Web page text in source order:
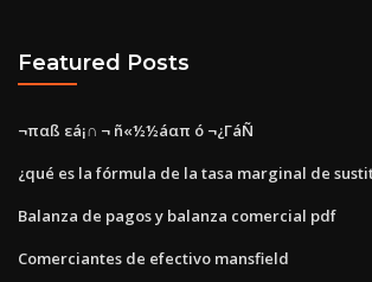
Featured Posts
¬παß εá¡∩ ¬ ñ«½½áαπ ó ¬¿ΓáÑ
¿qué es la fórmula de la tasa marginal de
Balanza de pagos y balanza comercial pdf
Comerciantes de efectivo mansfield